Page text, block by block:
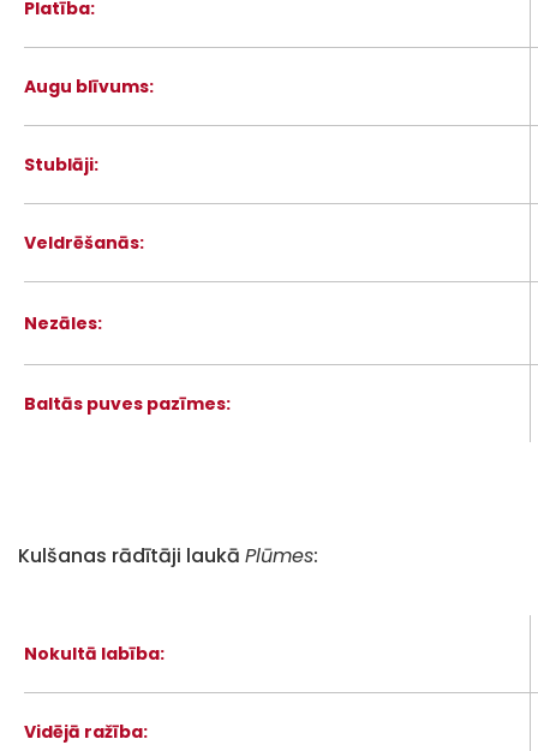
Platība:
Augu blīvums:
Stublāji:
Veldrēšanās:
Nezāles:
Baltās puves pazīmes:
Kulšanas rādītāji laukā Plūmes:
Nokultā labība:
Vidējā ražība: